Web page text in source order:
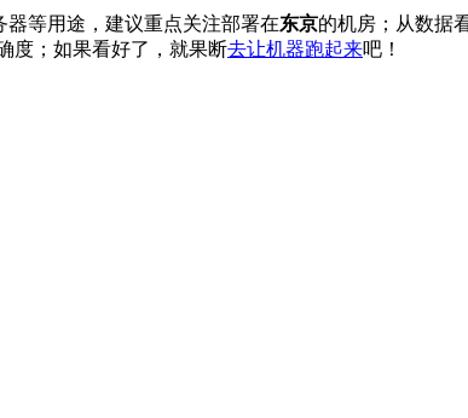
器等用途，建议重点关注部署在东京的机房；从数据
度；如果看好了，就果断去让机器跑起来吧！